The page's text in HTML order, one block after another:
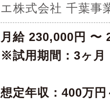
エ株式会社 千葉事
月給 230,000円 〜
※試用期間：3ヶ月
想定年収：400万